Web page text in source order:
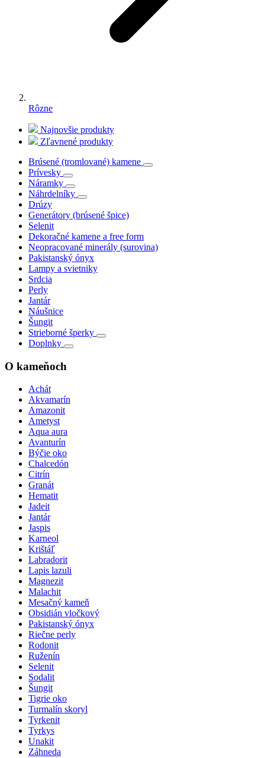
Rôzne
Najnovšie produkty
Zľavnené produkty
Brúsené (tromlované) kamene
Prívesky
Náramky
Náhrdelníky
Drúzy
Generátory (brúsené špice)
Selenit
Dekoračné kamene a free form
Neopracované minerály (surovina)
Pakistanský ónyx
Lampy a svietniky
Srdcia
Perly
Jantár
Náušnice
Šungit
Strieborné šperky
Doplnky
O kameňoch
Achát
Akvamarín
Amazonit
Ametyst
Aqua aura
Avanturín
Býčie oko
Chalcedón
Citrín
Granát
Hematit
Jadeit
Jantár
Jaspis
Karneol
Krištáľ
Labradorit
Lapis lazuli
Magnezit
Malachit
Mesačný kameň
Obsidián vločkový
Pakistanský ónyx
Riečne perly
Rodonit
Ruženín
Selenit
Sodalit
Šungit
Tigrie oko
Turmalín skoryl
Tyrkenit
Tyrkys
Unakit
Záhneda